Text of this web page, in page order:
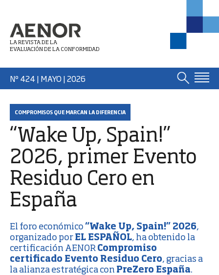
LA REVISTA DE LA
EVALUACIÓN DE LA CONFORMIDAD
Nº 424 | MAYO| 2026
COMPROMISOS QUE MARCAN LA DIFERENCIA
“Wake Up, Spain!”
2026, primer Evento
Residuo Cero en
España
El foro económico “Wake Up, Spain!” 2026,
organizado por EL ESPAÑOL, ha obtenido la
certificación AENOR Compromiso
certificado Evento Residuo Cero, gracias a
la alianza estratégica con PreZero España.